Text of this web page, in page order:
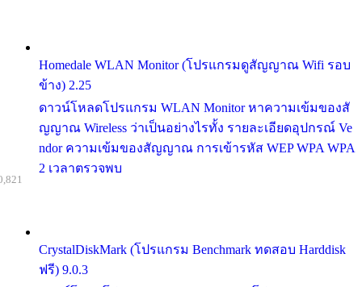
Homedale WLAN Monitor (โปรแกรมดูสัญญาณ Wifi รอบ
ข้าง) 2.25
ดาวน์โหลดโปรแกรม WLAN Monitor หาความเข้มของสั
ญญาณ Wireless ว่าเป็นอย่างไรทั้ง รายละเอียดอุปกรณ์ Ve
ndor ความเข้มของสัญญาณ การเข้ารหัส WEP WPA WPA
2 เวลาตรวจพบ
CrystalDiskMark (โปรแกรม Benchmark ทดสอบ Harddisk
ฟรี) 9.0.3